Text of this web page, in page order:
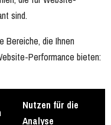
sind.
Bereiche, die Ihnen
Performance bieten:
Nutzen für die
Analyse